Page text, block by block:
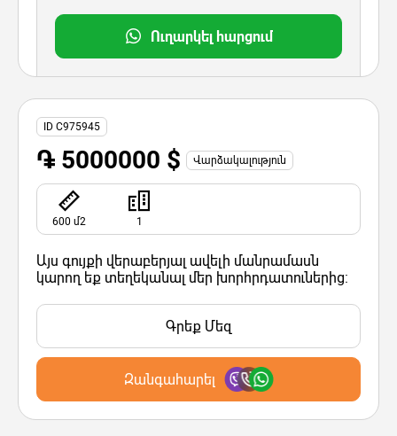
Ուղարկել հարցում
ID C975945
֏ 5000000 $ Վարձակալություն
600 մ2 1
Այս գույքի վերաբերյալ ավելի մանրամասն
կարող եք տեղեկանալ մեր խորհրդատուներից:
Գրեք Մեզ
Զանգահարել